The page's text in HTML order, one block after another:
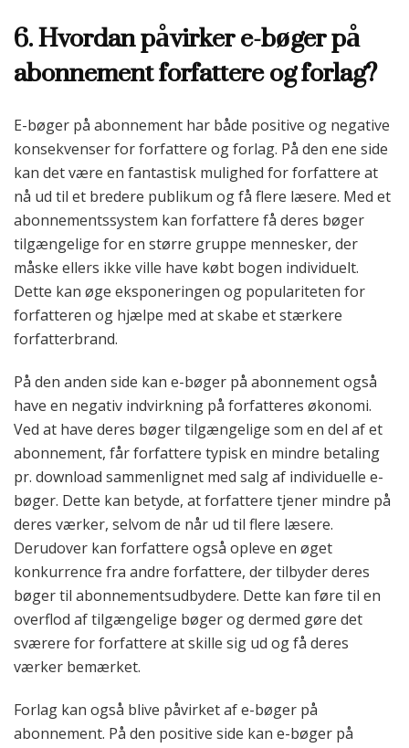
6. Hvordan påvirker e-bøger på
abonnement forfattere og forlag?
E-bøger på abonnement har både positive og negative
konsekvenser for forfattere og forlag. På den ene side
kan det være en fantastisk mulighed for forfattere at
nå ud til et bredere publikum og få flere læsere. Med et
abonnementssystem kan forfattere få deres bøger
tilgængelige for en større gruppe mennesker, der
måske ellers ikke ville have købt bogen individuelt.
Dette kan øge eksponeringen og populariteten for
forfatteren og hjælpe med at skabe et stærkere
forfatterbrand.
På den anden side kan e-bøger på abonnement også
have en negativ indvirkning på forfatteres økonomi.
Ved at have deres bøger tilgængelige som en del af et
abonnement, får forfattere typisk en mindre betaling
pr. download sammenlignet med salg af individuelle e-
bøger. Dette kan betyde, at forfattere tjener mindre på
deres værker, selvom de når ud til flere læsere.
Derudover kan forfattere også opleve en øget
konkurrence fra andre forfattere, der tilbyder deres
bøger til abonnementsudbydere. Dette kan føre til en
overflod af tilgængelige bøger og dermed gøre det
sværere for forfattere at skille sig ud og få deres
værker bemærket.
Forlag kan også blive påvirket af e-bøger på
abonnement. På den positive side kan e-bøger på